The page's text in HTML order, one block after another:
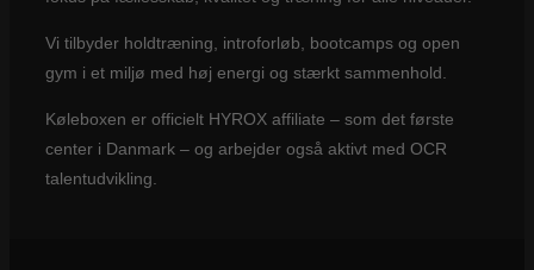
Vi tilbyder holdtræning, introforløb, bootcamps og open
gym i et miljø med høj energi og stærkt sammenhold.
Køleboxen er officielt HYROX affiliate – som det første
center i Danmark – og arbejder også aktivt med OCR
talentudvikling.